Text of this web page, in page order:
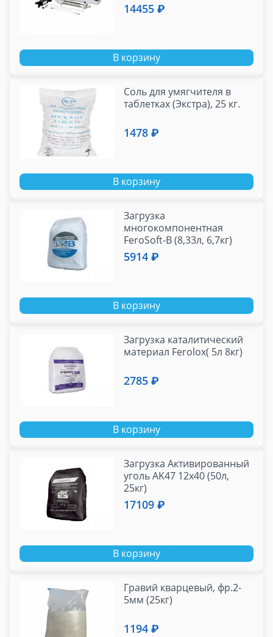
14455 ₽
В корзину
Соль для умягчителя в
таблетках (Экстра), 25 кг.
1478 ₽
В корзину
Загрузка
многокомпонентная
FeroSoft-В (8,33л, 6,7кг)
5914 ₽
В корзину
Загрузка каталитический
материал Ferolox( 5л 8кг)
2785 ₽
В корзину
Загрузка Активированный
уголь AK47 12x40 (50л,
25кг)
17109 ₽
В корзину
Гравий кварцевый, фр.2-
5мм (25кг)
1194 ₽